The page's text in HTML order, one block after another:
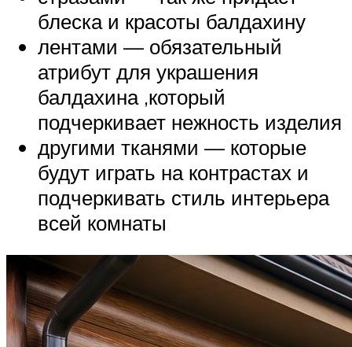
блеска и красоты балдахину
лентами — обязательный
атрибут для украшения
балдахина ,который
подчеркивает нежность изделия
другими тканями — которые
будут играть на контрастах и
подчеркивать стиль интерьера
всей комнаты